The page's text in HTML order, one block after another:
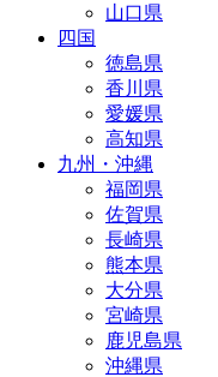
山口県
四国
徳島県
香川県
愛媛県
高知県
九州・沖縄
福岡県
佐賀県
長崎県
熊本県
大分県
宮崎県
鹿児島県
沖縄県